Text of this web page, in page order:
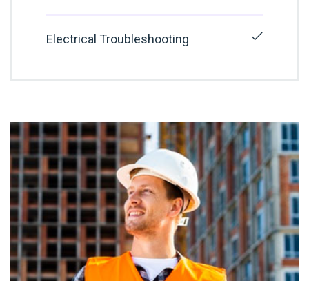
Electrical Troubleshooting